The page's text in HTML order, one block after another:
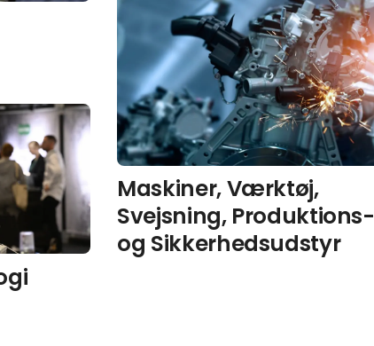
Maskiner, Værktøj,
Svejsning, Produktions-
og Sikkerhedsudstyr